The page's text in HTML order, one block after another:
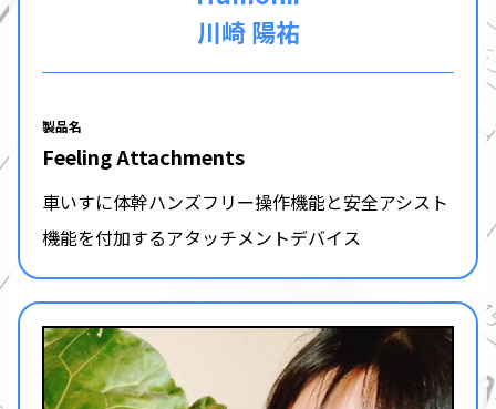
川崎 陽祐
製品名
Feeling Attachments
車いすに体幹ハンズフリー操作機能と安全アシスト
機能を付加するアタッチメントデバイス